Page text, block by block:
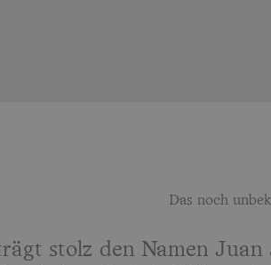
Das noch
stolz den Namen